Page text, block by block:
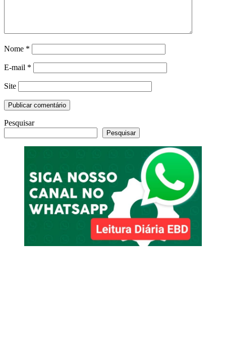
Nome *
E-mail *
Site
Pesquisar
Pesquisar